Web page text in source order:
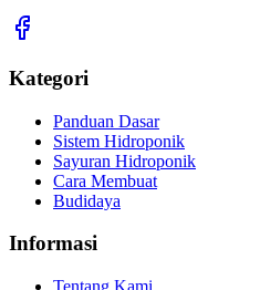
Kategori
Panduan Dasar
Sistem Hidroponik
Sayuran Hidroponik
Cara Membuat
Budidaya
Informasi
Tentang Kami